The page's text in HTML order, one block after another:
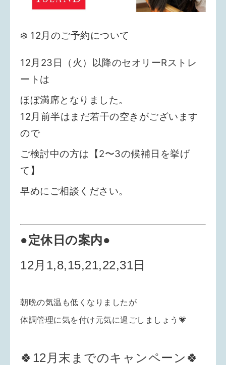
❄️ 12月のご予約について
12月23日（火）以降のセオリーRストレ
ートは
ほぼ満席となりました。
12月前半はまだ若干の空きがございます
ので
ご検討中の方は【2〜3の候補日を挙げ
て】
早めにご相談ください。
●定休日の案内●
12月1,8,15,21,22,31日
朝晩の気温も低くなりましたが
体調管理に気を付け元気に過ごしましょう💗
🍀12月末までのキャンペーン🍀